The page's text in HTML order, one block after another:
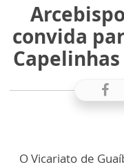
convida
O Vicariato de